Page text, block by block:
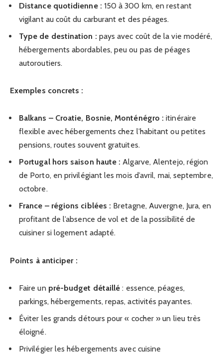
Distance quotidienne : 150 à 300 km, en restant
vigilant au coût du carburant et des péages.
Type de destination : pays avec coût de la vie modéré,
hébergements abordables, peu ou pas de péages
autoroutiers.
Exemples concrets :
Balkans – Croatie, Bosnie, Monténégro : itinéraire
flexible avec hébergements chez l’habitant ou petites
pensions, routes souvent gratuites.
Portugal hors saison haute : Algarve, Alentejo, région
de Porto, en privilégiant les mois d’avril, mai, septembre,
octobre.
France – régions ciblées : Bretagne, Auvergne, Jura, en
profitant de l’absence de vol et de la possibilité de
cuisiner si logement adapté.
Points à anticiper :
Faire un pré-budget détaillé : essence, péages,
parkings, hébergements, repas, activités payantes.
Éviter les grands détours pour « cocher » un lieu très
éloigné.
Privilégier les hébergements avec cuisine